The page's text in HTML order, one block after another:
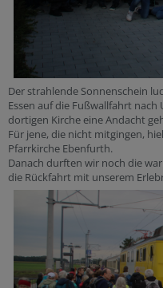
Der strahlende Sonnenschein
Essen auf die Fußwallfahrt
dortigen Kirche eine Andacht
Für jene, die nicht mitgingen,
Pfarrkirche Ebenfurth.
Danach durften wir noch die
die Rückfahrt mit unserem